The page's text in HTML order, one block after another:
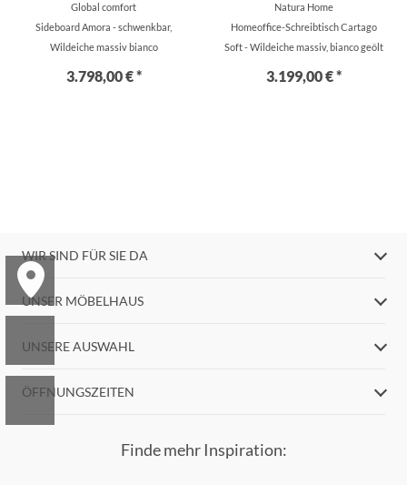
Global comfort
Sideboard Amora - schwenkbar,
Wildeiche massiv bianco
3.798,00 € *
Natura Home
Homeoffice-Schreibtisch Cartago
Soft - Wildeiche massiv, bianco geölt
3.199,00 € *
WIR SIND FÜR SIE DA
UNSER MÖBELHAUS
UNSERE AUSWAHL
ÖFFNUNGSZEITEN
Finde mehr Inspiration: